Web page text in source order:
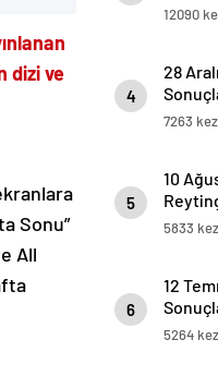
dizi ve
Sonu”
All
12090
4
28
7263
5
10
5833
6
12
Galibi
5264